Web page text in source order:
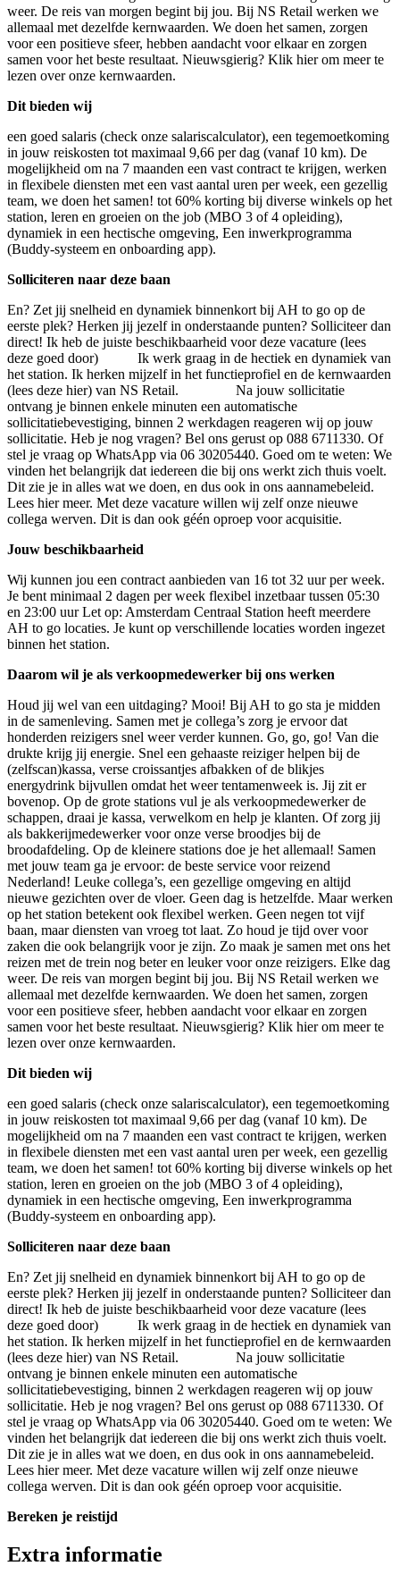
weer. De reis van morgen begint bij jou. Bij NS Retail werken we
allemaal met dezelfde kernwaarden. We doen het samen, zorgen
voor een positieve sfeer, hebben aandacht voor elkaar en zorgen
samen voor het beste resultaat. Nieuwsgierig? Klik hier om meer te
lezen over onze kernwaarden.
Dit bieden wij
een goed salaris (check onze salariscalculator), een tegemoetkoming
in jouw reiskosten tot maximaal 9,66 per dag (vanaf 10 km). De
mogelijkheid om na 7 maanden een vast contract te krijgen, werken
in flexibele diensten met een vast aantal uren per week, een gezellig
team, we doen het samen! tot 60% korting bij diverse winkels op het
station, leren en groeien on the job (MBO 3 of 4 opleiding),
dynamiek in een hectische omgeving, Een inwerkprogramma
(Buddy-systeem en onboarding app).
Solliciteren naar deze baan
En? Zet jij snelheid en dynamiek binnenkort bij AH to go op de
eerste plek? Herken jij jezelf in onderstaande punten? Solliciteer dan
direct! Ik heb de juiste beschikbaarheid voor deze vacature (lees
deze goed door) Ik werk graag in de hectiek en dynamiek van
het station. Ik herken mijzelf in het functieprofiel en de kernwaarden
(lees deze hier) van NS Retail. Na jouw sollicitatie
ontvang je binnen enkele minuten een automatische
sollicitatiebevestiging, binnen 2 werkdagen reageren wij op jouw
sollicitatie. Heb je nog vragen? Bel ons gerust op 088 6711330. Of
stel je vraag op WhatsApp via 06 30205440. Goed om te weten: We
vinden het belangrijk dat iedereen die bij ons werkt zich thuis voelt.
Dit zie je in alles wat we doen, en dus ook in ons aannamebeleid.
Lees hier meer. Met deze vacature willen wij zelf onze nieuwe
collega werven. Dit is dan ook géén oproep voor acquisitie.
Jouw beschikbaarheid
Wij kunnen jou een contract aanbieden van 16 tot 32 uur per week.
Je bent minimaal 2 dagen per week flexibel inzetbaar tussen 05:30
en 23:00 uur Let op: Amsterdam Centraal Station heeft meerdere
AH to go locaties. Je kunt op verschillende locaties worden ingezet
binnen het station.
Daarom wil je als verkoopmedewerker bij ons werken
Houd jij wel van een uitdaging? Mooi! Bij AH to go sta je midden
in de samenleving. Samen met je collega’s zorg je ervoor dat
honderden reizigers snel weer verder kunnen. Go, go, go! Van die
drukte krijg jij energie. Snel een gehaaste reiziger helpen bij de
(zelfscan)kassa, verse croissantjes afbakken of de blikjes
energydrink bijvullen omdat het weer tentamenweek is. Jij zit er
bovenop. Op de grote stations vul je als verkoopmedewerker de
schappen, draai je kassa, verwelkom en help je klanten. Of zorg jij
als bakkerijmedewerker voor onze verse broodjes bij de
broodafdeling. Op de kleinere stations doe je het allemaal! Samen
met jouw team ga je ervoor: de beste service voor reizend
Nederland! Leuke collega’s, een gezellige omgeving en altijd
nieuwe gezichten over de vloer. Geen dag is hetzelfde. Maar werken
op het station betekent ook flexibel werken. Geen negen tot vijf
baan, maar diensten van vroeg tot laat. Zo houd je tijd over voor
zaken die ook belangrijk voor je zijn. Zo maak je samen met ons het
reizen met de trein nog beter en leuker voor onze reizigers. Elke dag
weer. De reis van morgen begint bij jou. Bij NS Retail werken we
allemaal met dezelfde kernwaarden. We doen het samen, zorgen
voor een positieve sfeer, hebben aandacht voor elkaar en zorgen
samen voor het beste resultaat. Nieuwsgierig? Klik hier om meer te
lezen over onze kernwaarden.
Dit bieden wij
een goed salaris (check onze salariscalculator), een tegemoetkoming
in jouw reiskosten tot maximaal 9,66 per dag (vanaf 10 km). De
mogelijkheid om na 7 maanden een vast contract te krijgen, werken
in flexibele diensten met een vast aantal uren per week, een gezellig
team, we doen het samen! tot 60% korting bij diverse winkels op het
station, leren en groeien on the job (MBO 3 of 4 opleiding),
dynamiek in een hectische omgeving, Een inwerkprogramma
(Buddy-systeem en onboarding app).
Solliciteren naar deze baan
En? Zet jij snelheid en dynamiek binnenkort bij AH to go op de
eerste plek? Herken jij jezelf in onderstaande punten? Solliciteer dan
direct! Ik heb de juiste beschikbaarheid voor deze vacature (lees
deze goed door) Ik werk graag in de hectiek en dynamiek van
het station. Ik herken mijzelf in het functieprofiel en de kernwaarden
(lees deze hier) van NS Retail. Na jouw sollicitatie
ontvang je binnen enkele minuten een automatische
sollicitatiebevestiging, binnen 2 werkdagen reageren wij op jouw
sollicitatie. Heb je nog vragen? Bel ons gerust op 088 6711330. Of
stel je vraag op WhatsApp via 06 30205440. Goed om te weten: We
vinden het belangrijk dat iedereen die bij ons werkt zich thuis voelt.
Dit zie je in alles wat we doen, en dus ook in ons aannamebeleid.
Lees hier meer. Met deze vacature willen wij zelf onze nieuwe
collega werven. Dit is dan ook géén oproep voor acquisitie.
Bereken je reistijd
Extra informatie